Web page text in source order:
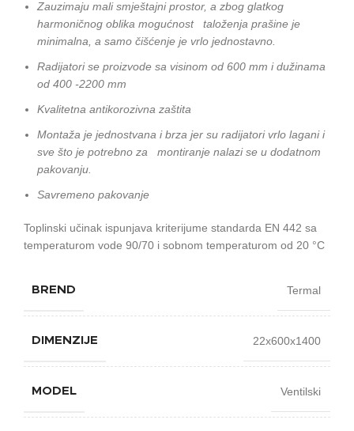
Zauzimaju mali smještajni prostor, a zbog glatkog
harmoničnog oblika mogućnost taloženja prašine je
minimalna, a samo čišćenje je vrlo jednostavno.
Radijatori se proizvode sa visinom od 600 mm i dužinama
od 400 -2200 mm
Kvalitetna antikorozivna zaštita
Montaža je jednostvana i brza jer su radijatori vrlo lagani i
sve što je potrebno za montiranje nalazi se u dodatnom
pakovanju.
Savremeno pakovanje
Toplinski učinak ispunjava kriterijume standarda EN 442 sa
temperaturom vode 90/70 i sobnom temperaturom od 20 °C
BREND Termal
DIMENZIJE 22x600x1400
MODEL Ventilski